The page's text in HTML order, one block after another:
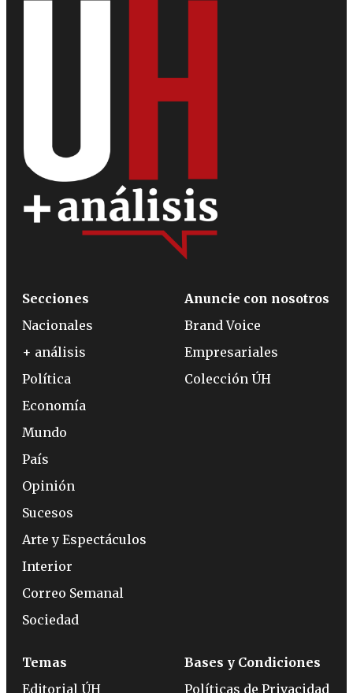
Secciones
Nacionales
+ análisis
Política
Economía
Mundo
País
Opinión
Sucesos
Arte y Espectáculos
Interior
Correo Semanal
Sociedad
Anuncie con nosotros
Brand Voice
Empresariales
Colección ÚH
Temas
Editorial ÚH
Bases y Condiciones
Políticas de Privacidad